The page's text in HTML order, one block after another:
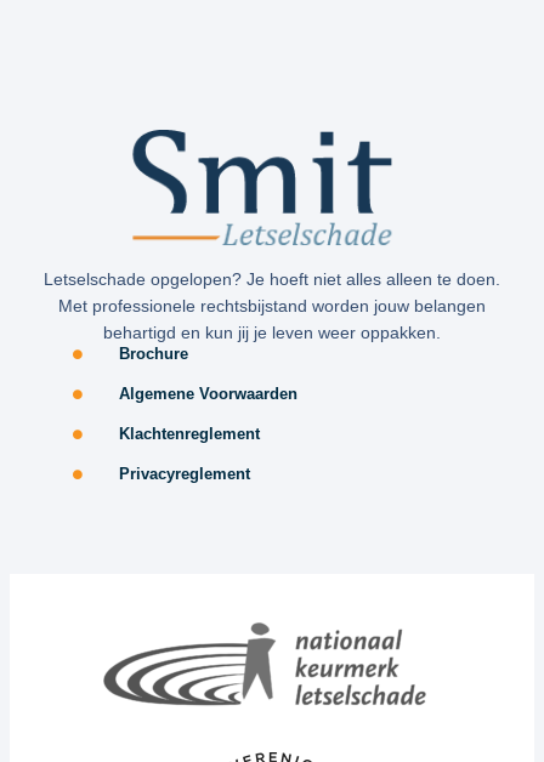
Letselschade opgelopen? Je hoeft niet alles alleen te doen.
Met professionele rechtsbijstand worden jouw belangen
behartigd en kun jij je leven weer oppakken.
Brochure
Algemene Voorwaarden
Klachtenreglement
Privacyreglement